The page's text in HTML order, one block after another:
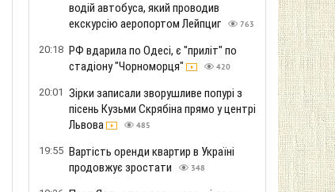
водій автобуса, який проводив
екскурсію аеропортом Лейпциг
763
20:18 РФ вдарила по Одесі, є "приліт" по
стадіону "Чорноморця"
420
20:01 Зірки записали зворушливе попурі з
пісень Кузьми Скрябіна прямо у центрі
Львова
485
19:55 Вартість оренди квартир в Україні
продовжує зростати
348